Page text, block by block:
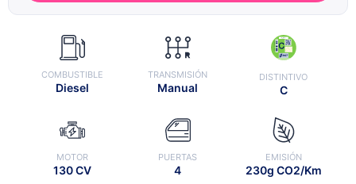
COMBUSTIBLE
Diesel
TRANSMISIÓN
Manual
DISTINTIVO
C
MOTOR
130 CV
PUERTAS
4
EMISIÓN
230g CO2/Km